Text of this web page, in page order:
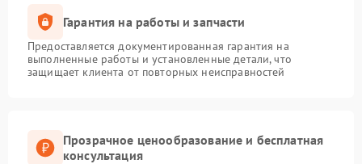
Гарантия на работы и запчасти
Предоставляется документированная гарантия на
выполненные работы и установленные детали, что
защищает клиента от повторных неисправностей
Прозрачное ценообразование и бесплатная
консультация